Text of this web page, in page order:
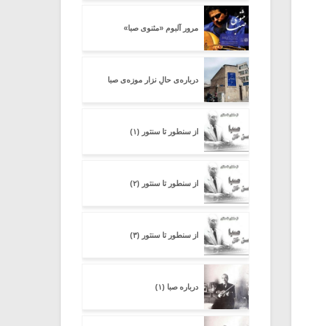
مرور آلبوم «مثنوی صبا»
درباره‌ی حالِ نزارِ موزه‌ی صبا
از سنطور تا سنتور (۱)
از سنطور تا سنتور (۲)
از سنطور تا سنتور (۳)
درباره صبا (۱)